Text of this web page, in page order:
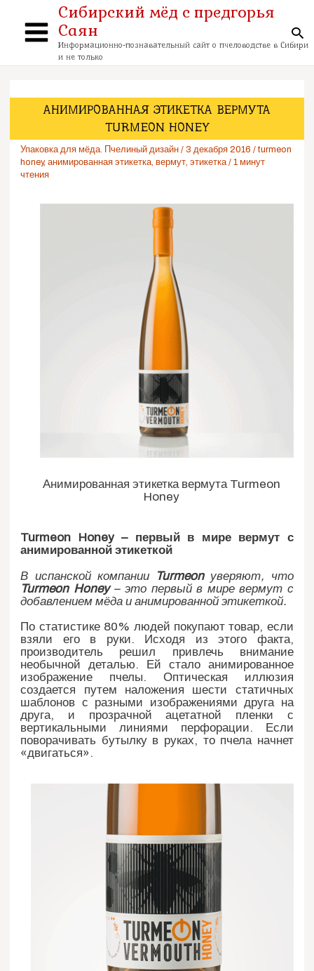
содержимому
Main
Сибирский мёд с предгорья
Саян
Информационно-познавательный сайт о пчеловодстве в Сибири
и не только
АНИМИРОВАННАЯ ЭТИКЕТКА ВЕРМУТА
TURMEON HONEY
Упаковка для мёда. Пчелиный дизайн /3 декабря 2016 /turmeon
honey,анимированная этикетка ,вермут ,этикетка /1 минут
чтения
Анимированная этикетка вермута Turmeon
Honey
Turmeon Honey – первый в мире вермут с
анимированной этикеткой
В испанской компании
Turmeonуверяют, что
Turmeon Honey– это первый в мире вермут с
добавлением мёда и анимированной этикеткой.
По статистике 80% людей покупают товар, если
взяли его в руки. Исходя из этого факта,
производитель решил привлечь внимание
необычной деталью. Ей стало анимированное
изображение пчелы. Оптическая иллюзия
создается путем наложения шести статичных
шаблонов с разными изображениями друга на
друга, и прозрачной ацетатной пленки с
вертикальными линиями перфорации. Если
поворачивать бутылку в руках, то пчела начнет
«двигаться».